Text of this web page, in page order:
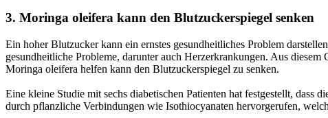
3. Moringa oleifera kann den Blutzuckerspiegel senken
Ein hoher Blutzucker kann ein ernstes gesundheitliches Problem
gesundheitliche Probleme, darunter auch Herzerkrankungen. Aus
Moringa oleifera helfen kann den Blutzuckerspiegel zu senken.
Eine kleine Studie mit sechs diabetischen Patienten hat festgestellt,
durch pflanzliche Verbindungen wie Isothiocyanaten hervorgerufen,